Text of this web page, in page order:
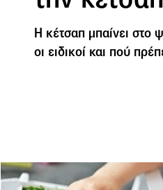
Η κέτσαπ μπαίνει στο
οι ειδικοί και πού